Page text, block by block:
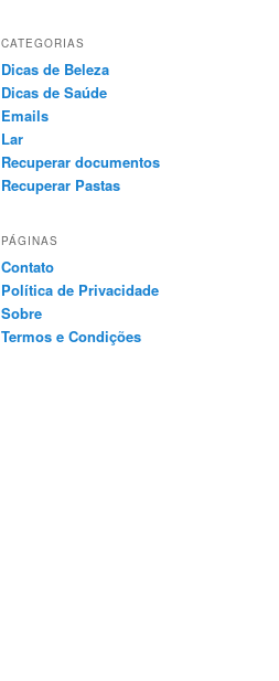
CATEGORIAS
Dicas de Beleza
Dicas de Saúde
Emails
Lar
Recuperar documentos
Recuperar Pastas
PÁGINAS
Contato
Política de Privacidade
Sobre
Termos e Condições